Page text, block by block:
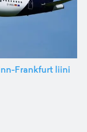
Frankfurt liini